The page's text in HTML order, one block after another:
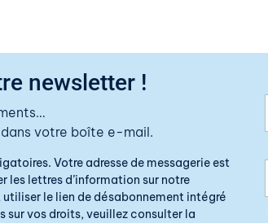
newsletter !
dans votre boîte e-mail.
Votre adresse de messagerie est
les lettres d’information sur notre
le lien de désabonnement intégré
sur vos droits, veuillez consulter la